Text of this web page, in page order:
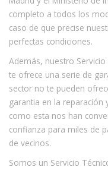
completo a todos los
caso de que precise
perfectas condiciones.
Además, nuestro
te ofrece una serie de
sector no te pueden
garantia en la reparación
como esta nos han
confianza para miles de
de vecinos.
Somos un Servicio